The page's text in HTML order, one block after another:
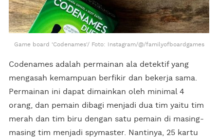
Game board 'Codenames'/ Foto: Instagram/@/familyofboardgames
Codenames adalah permainan ala detektif yang
mengasah kemampuan berfikir dan bekerja sama.
Permainan ini dapat dimainkan oleh minimal 4
orang, dan pemain dibagi menjadi dua tim yaitu tim
merah dan tim biru dengan satu pemain di masing-
masing tim menjadi spymaster. Nantinya, 25 kartu